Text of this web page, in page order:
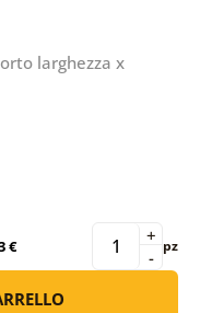
larghezza x
€ -
+ pz